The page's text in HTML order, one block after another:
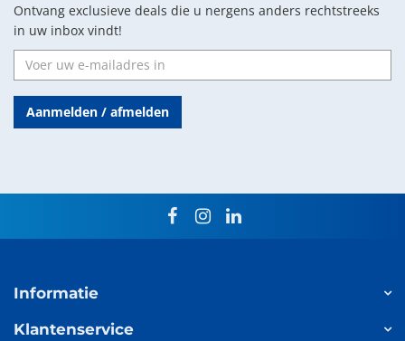
Ontvang exclusieve deals die u nergens anders rechtstreeks
in uw inbox vindt!
Aanmelden / afmelden
facebookinstagram
linkedin
Informatie
Klantenservice